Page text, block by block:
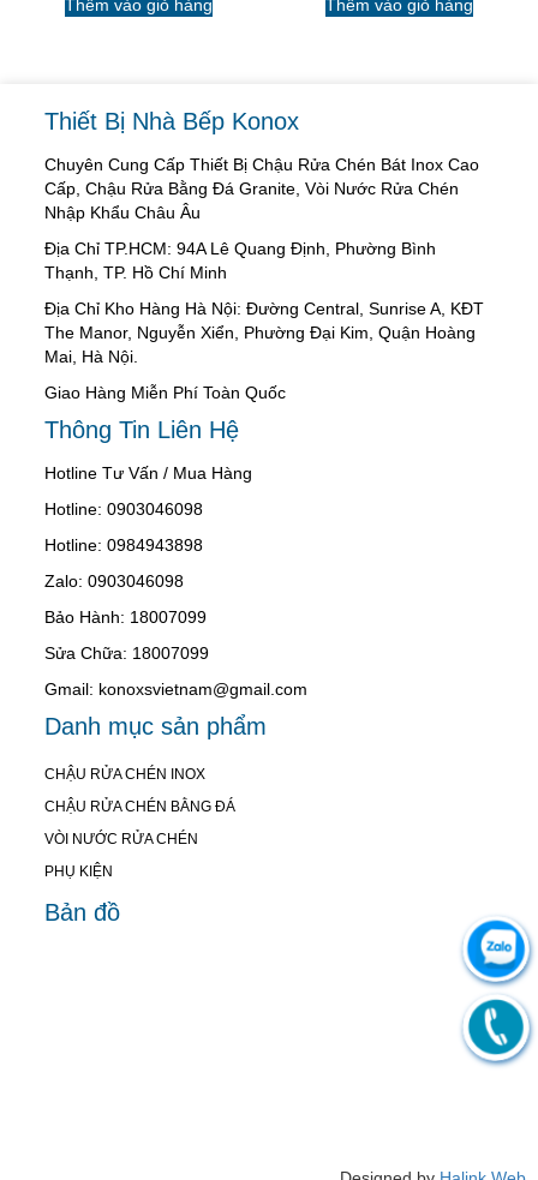
Thêm vào giỏ hàng Thêm vào giỏ hàng
Thiết Bị Nhà Bếp Konox
Chuyên Cung Cấp Thiết Bị Chậu Rửa Chén Bát Inox Cao
Cấp, Chậu Rửa Bằng Đá Granite, Vòi Nước Rửa Chén
Nhập Khẩu Châu Âu
Địa Chỉ TP.HCM: 94A Lê Quang Định, Phường Bình
Thạnh, TP. Hồ Chí Minh
Địa Chỉ Kho Hàng Hà Nội: Đường Central, Sunrise A, KĐT
The Manor, Nguyễn Xiển, Phường Đại Kim, Quận Hoàng
Mai, Hà Nội.
Giao Hàng Miễn Phí Toàn Quốc
Thông Tin Liên Hệ
Hotline Tư Vấn / Mua Hàng
Hotline: 0903046098
Hotline: 0984943898
Zalo: 0903046098
Bảo Hành: 18007099
Sửa Chữa: 18007099
Gmail: konoxsvietnam@gmail.com
Danh mục sản phẩm
CHẬU RỬA CHÉN INOX
CHẬU RỬA CHÉN BẰNG ĐÁ
VÒI NƯỚC RỬA CHÉN
PHỤ KIỆN
Bản đồ